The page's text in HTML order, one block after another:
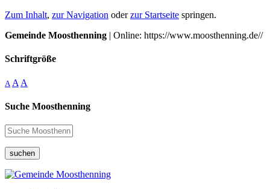
Zum Inhalt, zur Navigation oderzur Startseite springen.
Gemeinde Moosthenning | Online: https://www.moosthenning.de//
Schriftgröße
A A A
Suche Moosthenning
suchen